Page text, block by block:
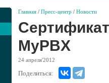
Главная / Пресс-центр / Новости
MyPBX
24 апреля'2012
Поделиться: